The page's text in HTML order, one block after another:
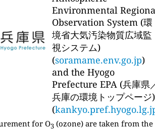
Environmental
Observation System (環
境省大気汚染物質広域監
視システム)
(soramame.env.go.jp)
and the Hyogo
Prefecture EPA (兵庫県
兵庫の環境トップページ)
(
for O3(ozone) are taken from the